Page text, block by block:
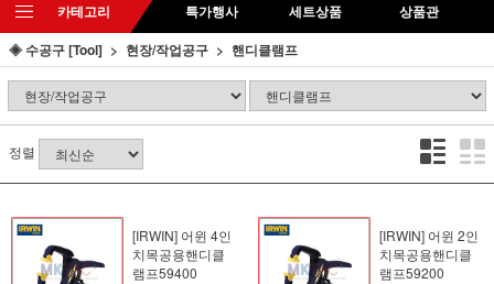
카테고리 특가행사 세트상품
상품관
◈ 수공구 [Tool]
현장/작업공구 핸디클램프
정렬
[IRWIN] 어윈 4인
치목공용핸디클
램프59400
[IRWIN] 어윈 2인
치목공용핸디클
램프59200